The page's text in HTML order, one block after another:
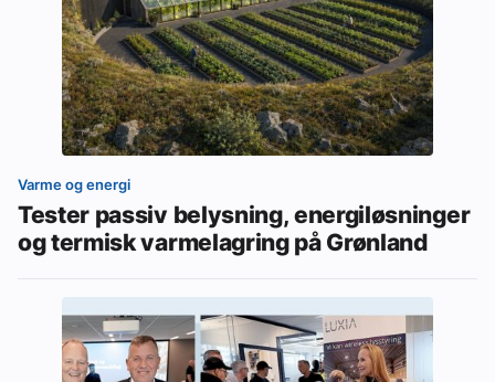
Varme og energi
Tester passiv belysning, energiløsninger
og termisk varmelagring på Grønland